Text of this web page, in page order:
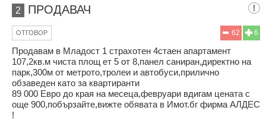
2 ПРОДАВАЧ
6
62
ОТГОВОР
Продавам в Младост 1 страхотен 4стаен апартамент
107,2кв.м чиста площ ет 5 от 8,панел саниран,директно на
парк,300м от метрото,тролеи и автобуси,прилично
обзаведен като за квартиранти
89 000 Евро до края на месеца,февруари вдигам цената с
още 900,побързайте,вижте обявата в Имот.бг фирма АЛДЕС
!